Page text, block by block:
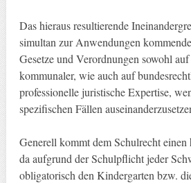
Das hieraus resultierende
simultan zur Anwendungen
Gesetze und Verordnungen sowohl
kommunaler, wie auch auf
professionelle juristische Expertise,
spezifischen Fällen
Generell kommt dem Schulrecht
da aufgrund der Schulpflicht jeder
obligatorisch den Kindergarten bzw.